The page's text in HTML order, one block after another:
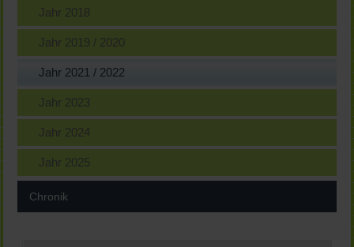
Jahr 2018
Jahr 2019 / 2020
Jahr 2021 / 2022
Jahr 2023
Jahr 2024
Jahr 2025
Chronik